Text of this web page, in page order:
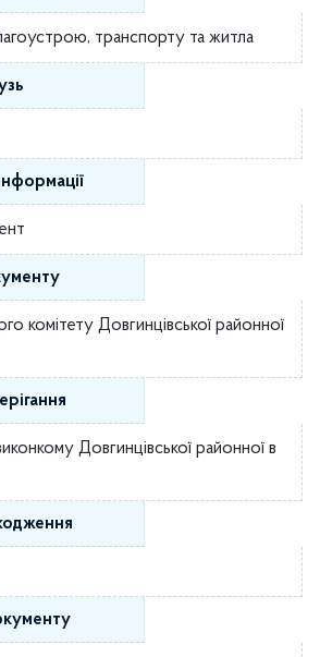
транспорту та житла
комітету Довгинцівської районної
Довгинцівської районної в